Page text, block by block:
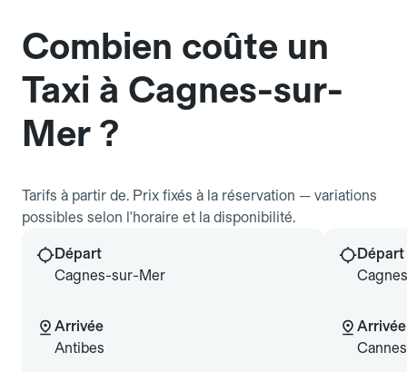
Combien coûte un
Taxi à Cagnes-sur-
Mer ?
Tarifs à partir de. Prix fixés à la réservation — variations
possibles selon l'horaire et la disponibilité.
Départ
Cagnes-sur-Mer
Arrivée
Antibes
Départ
Arrivée
Cannes